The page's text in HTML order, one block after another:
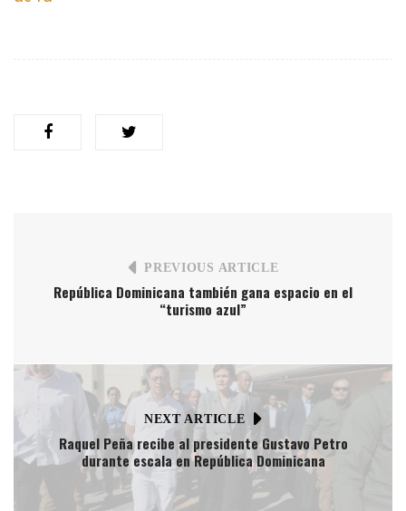
PREVIOUS ARTICLE
República Dominicana también gana espacio en el
“turismo azul”
NEXT ARTICLE
Raquel Peña recibe al presidente Gustavo Petro
durante escala en República Dominicana